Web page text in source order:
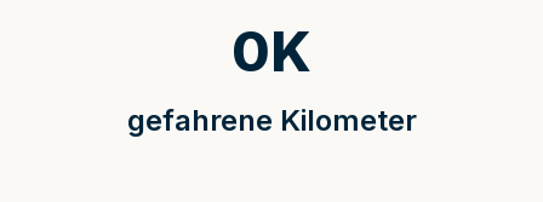
gefahrene Kilometer
0K